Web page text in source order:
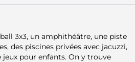
3x3, un amphithéâtre, une piste
des piscines privées avec jacuzzi,
jeux pour enfants. On y trouve